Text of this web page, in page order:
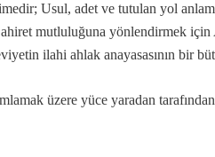
Usul, adet ve tutulan yol
mutluluğuna yönlendirmek için
ilahi ahlak anayasasının bir
üzere yüce yaradan